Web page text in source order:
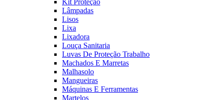
Kit Proteção
Lâmpadas
Lisos
Lixa
Lixadora
Louça Sanitaria
Luvas De Proteção Trabalho
Machados E Marretas
Malhasolo
Mangueiras
Máquinas E Ferramentas
Martelos